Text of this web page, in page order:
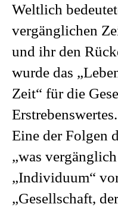
Weltlich
vergänglichen
und ihr den
wurde das
Zeit“ für die
Erstrebenswertes.
Eine der Folgen
„was
„Individuum“
„Gesellschaft,